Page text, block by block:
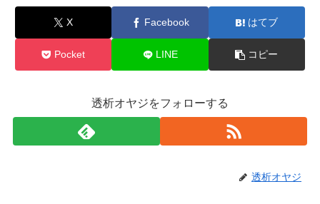
X Facebook はてブ
Pocket LINE コピー
透析オヤジをフォローする
透析オヤジ